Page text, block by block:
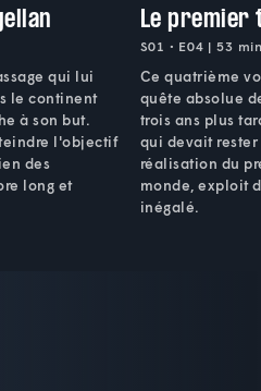
qui lui
le continent
à son but.
l'objectif
des
long et
Le premier
S01 • E04 | 53
Ce quatrième
quête absolue
trois ans plus
qui devait rester
réalisation du
monde, exploit
inégalé.